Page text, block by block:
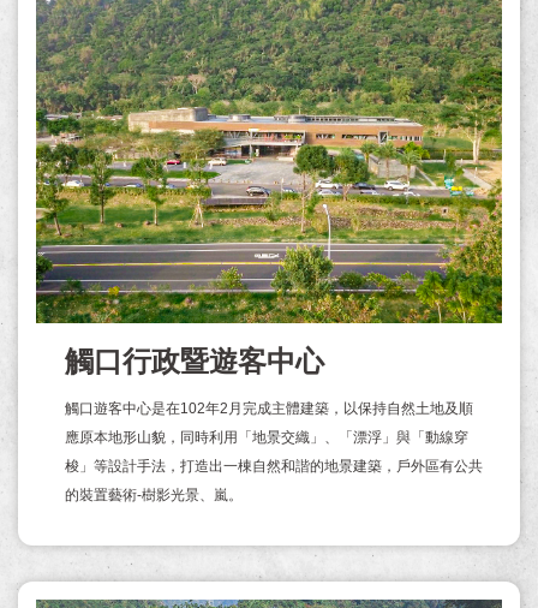
觸口行政暨遊客中心
觸口遊客中心是在102年2月完成主體建築，以保持自然土地及順
應原本地形山貌，同時利用「地景交織」、「漂浮」與「動線穿
梭」等設計手法，打造出一棟自然和諧的地景建築，戶外區有公共
的裝置藝術-樹影光景、嵐。